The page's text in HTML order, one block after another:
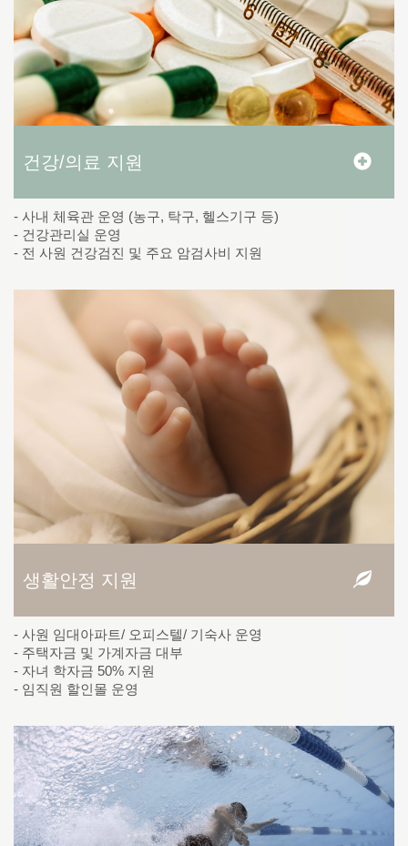
건강/의료 지원
- 사내 체육관 운영 (농구, 탁구, 헬스기구 등)
- 건강관리실 운영
- 전 사원 건강검진 및 주요 암검사비 지원
생활안정 지원
- 사원 임대아파트/ 오피스텔/ 기숙사 운영
- 주택자금 및 가계자금 대부
- 자녀 학자금 50% 지원
- 임직원 할인몰 운영